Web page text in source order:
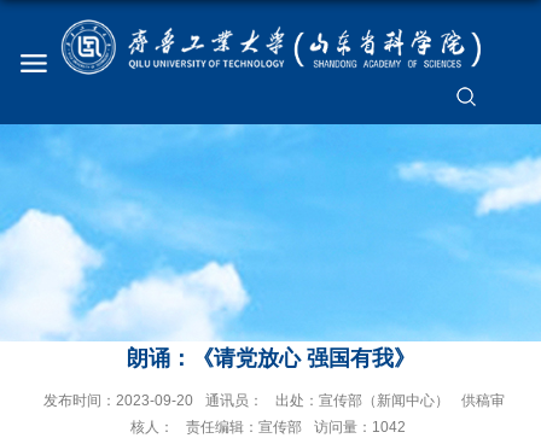
朗诵：《请党放心 强国有我》
发布时间：2023-09-20 通讯员： 出处：宣传部（新闻中心）
供稿审
核人：
责任编辑：宣传部 访问量： 1042